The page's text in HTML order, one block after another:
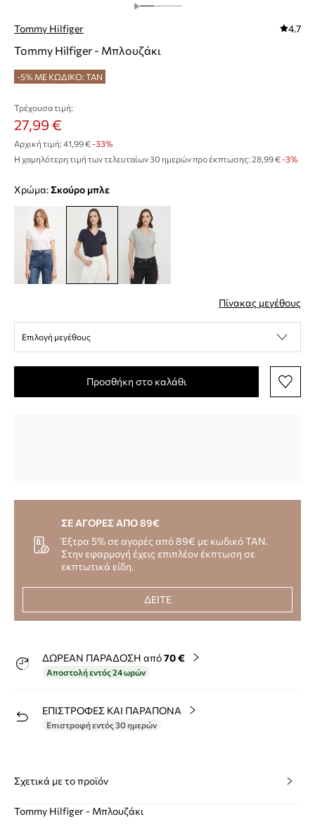
Tommy Hilfiger 4.7
Tommy Hilfiger - Μπλουζάκι
-5% ΜΕ ΚΩΔΙΚΟ: TAN
Τρέχουσα τιμή:
27,99 €
Αρχική τιμή: 41,99 €-33%
Η χαμηλότερη τιμή των τελευταίων 30 ημερών προ έκπτωσης: 28,99 € -3%
Χρώμα: σκούρο μπλε
Πίνακας μεγέθους
Επιλογή μεγέθους
Προσθήκη στο καλάθι
ΣΕ ΑΓΟΡΕΣ ΑΠΟ 89€
Έξτρα 5% σε αγορές από 89€ με κωδικό TAN.
Στην εφαρμογή έχεις επιπλέον έκπτωση σε
εκπτωτικά είδη.
ΔΕΙΤΕ
ΔΩΡΕΑΝ ΠΑΡΑΔΟΣΗ από70 €
Αποστολή εντός 24 ωρών
ΕΠΙΣΤΡΟΦΕΣ ΚΑΙ ΠΑΡΑΠΟΝΑ
Επιστροφή εντός 30 ημερών
Σχετικά με το προϊόν
Tommy Hilfiger - Μπλουζάκι